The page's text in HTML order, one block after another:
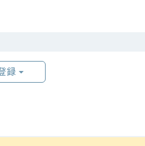
録